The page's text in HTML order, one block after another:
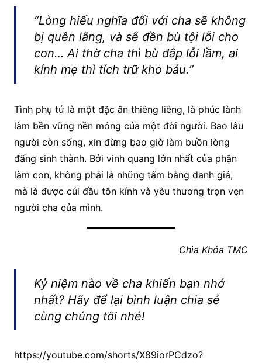
“Lòng hiếu nghĩa đối với cha sẽ không
bị quên lãng, và sẽ đền bù tội lỗi cho
con… Ai thờ cha thì bù đắp lỗi lầm, ai
kính mẹ thì tích trữ kho báu.”
Tình phụ tử là một đặc ân thiêng liêng, là phúc lành
làm bền vững nền móng của một đời người. Bao lâu
người còn sống, xin đừng bao giờ làm buồn lòng
đấng sinh thành. Bởi vinh quang lớn nhất của phận
làm con, không phải là những tấm bằng danh giá,
mà là được cúi đầu tôn kính và yêu thương trọn vẹn
người cha của mình.
Chìa Khóa TMC
Kỷ niệm nào về cha khiến bạn nhớ
nhất? Hãy để lại bình luận chia sẻ
cùng chúng tôi nhé!
https://youtube.com/shorts/X89iorPCdzo?